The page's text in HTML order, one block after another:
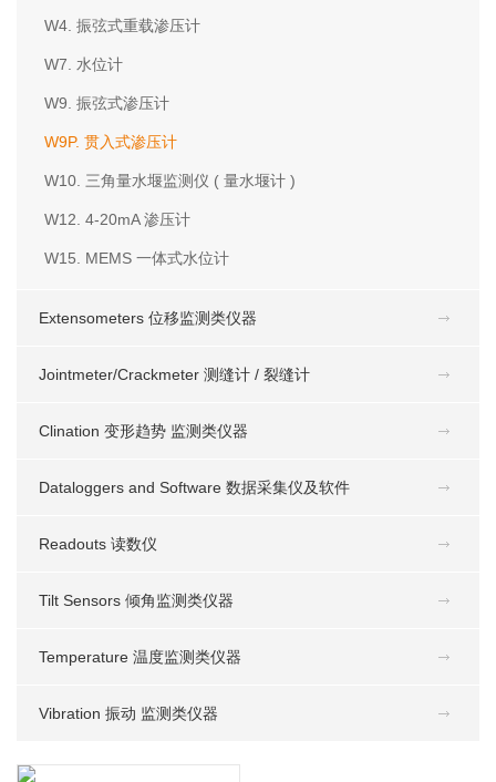
W4. 振弦式重载渗压计
W7. 水位计
W9. 振弦式渗压计
W9P. 贯入式渗压计
W10. 三角量水堰监测仪 ( 量水堰计 )
W12. 4-20mA 渗压计
W15. MEMS 一体式水位计
Extensometers 位移监测类仪器
Jointmeter/Crackmeter 测缝计 / 裂缝计
Clination 变形趋势 监测类仪器
Dataloggers and Software 数据采集仪及软件
Readouts 读数仪
Tilt Sensors 倾角监测类仪器
Temperature 温度监测类仪器
Vibration 振动 监测类仪器
W9P. 贯入式渗压计